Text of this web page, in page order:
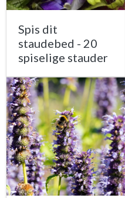
Spis dit
staudebed - 20
spiselige stauder